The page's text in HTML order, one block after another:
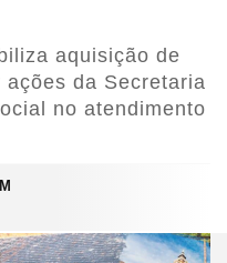
aquisição de
da Secretaria
no atendimento